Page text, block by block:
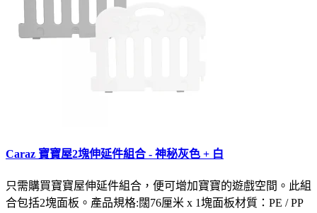
Caraz 寶寶屋2塊伸延件組合 - 神秘灰色 + 白
只需購買寶寶屋伸延件組合，便可增加寶寶的遊戲空間。此組
合包括2塊面板。產品規格:闊76厘米 x 1塊面板材質：PE / PP